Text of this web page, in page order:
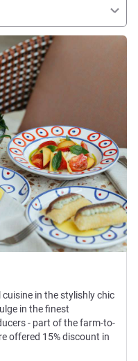
in the stylishly chic
in the finest
- part of the farm-to-
offered 15% discount in